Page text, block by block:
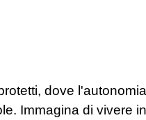
dove
Immagina di vivere